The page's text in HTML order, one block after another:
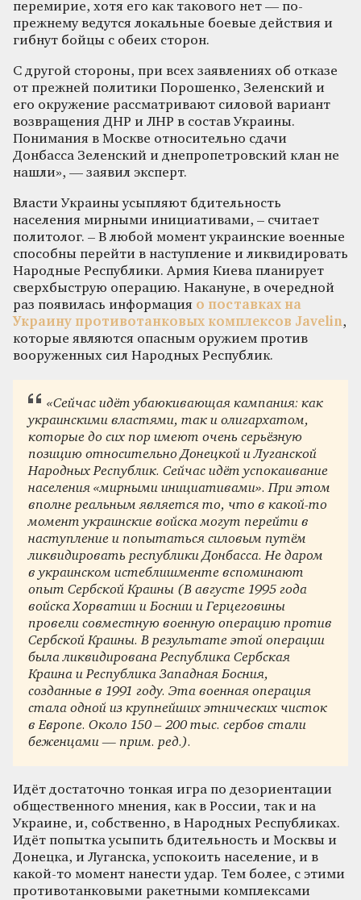
перемирие, хотя его как такового нет — по-
прежнему ведутся локальные боевые действия и
гибнут бойцы с обеих сторон.
С другой стороны, при всех заявлениях об отказе
от прежней политики Порошенко, Зеленский и
его окружение рассматривают силовой вариант
возвращения ДНР и ЛНР в состав Украины.
Понимания в Москве относительно сдачи
Донбасса Зеленский и днепропетровский клан не
нашли», — заявил эксперт.
Власти Украины усыпляют бдительность
населения мирными инициативами, – считает
политолог. – В любой момент украинские военные
способны перейти в наступление и ликвидировать
Народные Республики. Армия Киева планирует
сверхбыструю операцию. Накануне, в очередной
раз появилась информация о поставках на
Украину противотанковых комплексов Javelin,
которые являются опасным оружием против
вооруженных сил Народных Республик.
«Сейчас идёт убаюкивающая кампания: как
украинскими властями, так и олигархатом,
которые до сих пор имеют очень серьёзную
позицию относительно Донецкой и Луганской
Народных Республик. Сейчас идёт успокаивание
населения «мирными инициативами». При этом
вполне реальным является то, что в какой-то
момент украинские войска могут перейти в
наступление и попытаться силовым путём
ликвидировать республики Донбасса. Не даром
в украинском истеблишменте вспоминают
опыт Сербской Краины (В августе 1995 года
войска Хорватии и Боснии и Герцеговины
провели совместную военную операцию против
Сербской Краины. В результате этой операции
была ликвидирована Республика Сербская
Краина и Республика Западная Босния,
созданные в 1991 году. Эта военная операция
стала одной из крупнейших этнических чисток
в Европе. Около 150 – 200 тыс. сербов стали
беженцами — прим. ред.).
Идёт достаточно тонкая игра по дезориентации
общественного мнения, как в России, так и на
Украине, и, собственно, в Народных Республиках.
Идёт попытка усыпить бдительность и Москвы и
Донецка, и Луганска, успокоить население, и в
какой-то момент нанести удар. Тем более, с этими
противотанковыми ракетными комплексами